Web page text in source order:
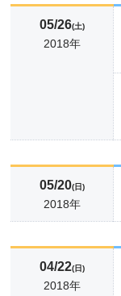
05/26(土)
2018年
05/20(日)
2018年
04/22(日)
2018年